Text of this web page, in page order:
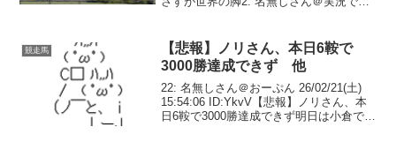
競走馬
【悲報】ノリさん、本日6鞍で
3000勝達成できず 他
22: 名無しさん＠おーぷん 26/02/21(土)
15:54:06 ID:YkvV【悲報】ノリさん、本
日6鞍で3000勝達成できず明日は小倉で1